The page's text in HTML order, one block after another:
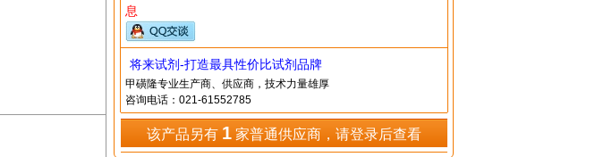
息
将来试剂-打造最具性价比试剂品牌
甲磺隆专业生产商、供应商，技术力量雄厚
咨询电话：021-61552785
该产品另有 1家普通供应商，请登录后查看